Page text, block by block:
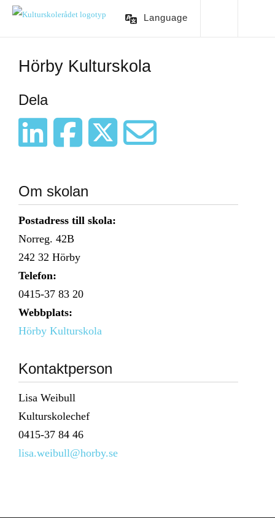
Language
Hörby Kulturskola
Dela
Om skolan
Postadress till skola:
Norreg. 42B
242 32 Hörby
Telefon:
0415-37 83 20
Webbplats:
Hörby Kulturskola
Kontaktperson
Lisa Weibull
Kulturskolechef
0415-37 84 46
lisa.weibull@horby.se